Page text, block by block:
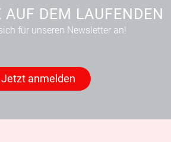
AUF DEM LAUFENDEN
für unseren Newsletter an!
Jetzt anmelden